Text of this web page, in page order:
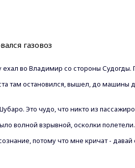
ехал во Владимир со стороны
там остановился, вышел, до машины
Это чудо, что никто из
волной взрывной, осколки
потому что мне кричат -